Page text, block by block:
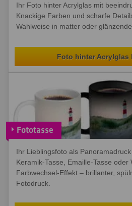
Ihr Foto hinter Acrylglas mit
Knackige Farben und scharfe
Wahlweise in matter oder
Foto hinter Acrylglas
Fototasse
Ihr Lieblingsfoto als
Keramik-Tasse, Emaille-Tasse oder
Farbwechsel-Effekt – brillanter,
Fotodruck.